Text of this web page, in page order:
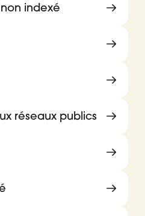
indexé
réseaux publics